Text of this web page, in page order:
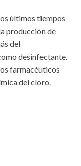
últimos tiempos
producción de
del
desinfectante.
farmacéuticos
del cloro.